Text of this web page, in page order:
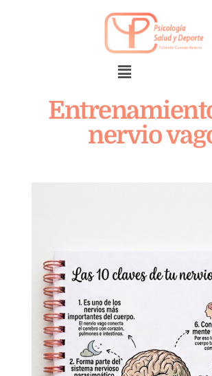
nervio